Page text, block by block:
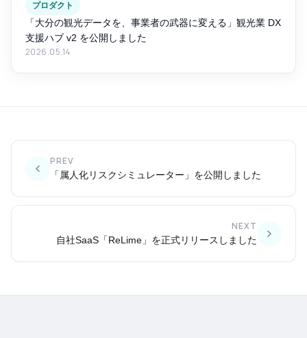
プロダクト
「大分の観光データを、事業者の武器に変える」観光業 DX
支援ハブ v2 を公開しました
2026.05.14
PREV
「属人化リスクシミュレーター」を公開しました
NEXT
自社SaaS「ReLime」を正式リリースしました